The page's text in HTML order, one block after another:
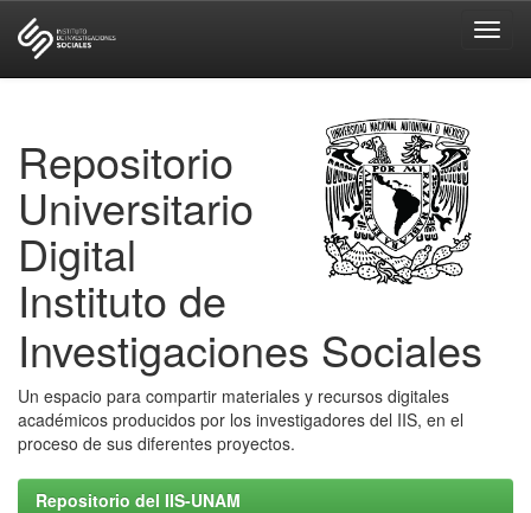
Repositorio
Universitario
Digital
Instituto de
Investigaciones Sociales
Un espacio para compartir materiales y recursos digitales
académicos producidos por los investigadores del IIS, en el
proceso de sus diferentes proyectos.
Repositorio del IIS-UNAM